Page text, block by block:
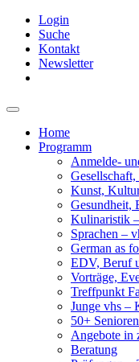
Login
Suche
Kontakt
Newsletter
Home
Programm
Anmelde-
Kunst,
Gesundheit,
Kulinaristik
Sprachen –
German as
EDV, Beruf
Vorträge,
Treffpunkt
Junge vhs –
50+
Angebote in
Beratung